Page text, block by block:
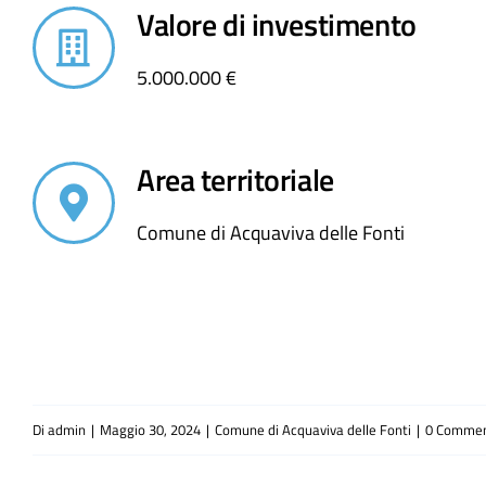
Valore di investimento
5.000.000 €
Area territoriale
Comune di Acquaviva delle Fonti
Di admin | Maggio 30, 2024 | Comune di Acquaviva delle Fonti | 0